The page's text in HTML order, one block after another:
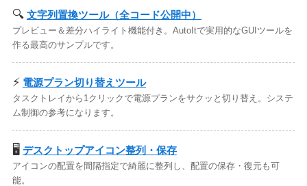
🔍 文字列置換ツール（全コード公開中）
プレビュー＆差分ハイライト機能付き。AutoItで実用的なGUIツールを
作る最高のサンプルです。
⚡ 電源プラン切り替えツール
タスクトレイから1クリックで電源プランをサクッと切り替え。システ
ム制御の参考になります。
🖥️ デスクトップアイコン整列・保存
アイコンの配置を間隔指定で綺麗に整列し、配置の保存・復元も可
能。